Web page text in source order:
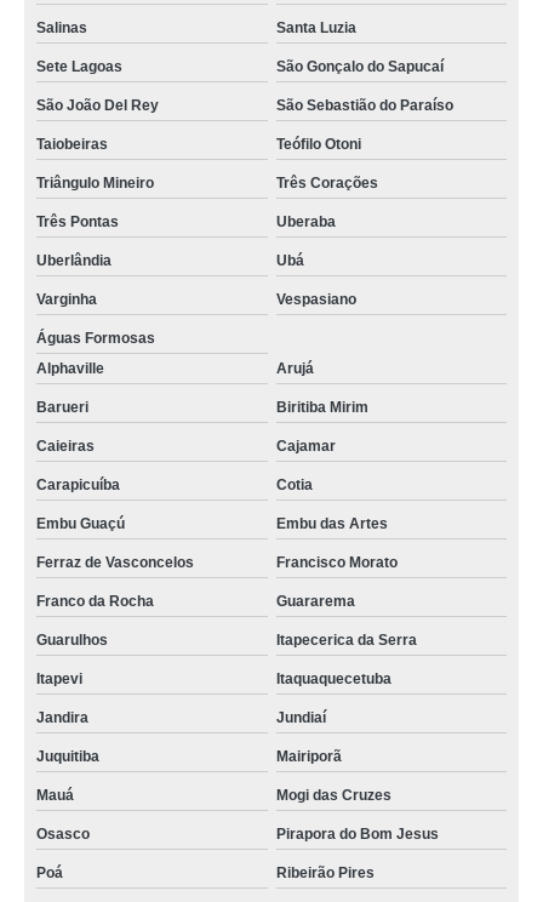
Salinas Santa Luzia
Sete Lagoas São Gonçalo do Sapucaí
São João Del Rey São Sebastião do Paraíso
Taiobeiras Teófilo Otoni
Triângulo Mineiro Três Corações
Três Pontas Uberaba
Uberlândia Ubá
Varginha Vespasiano
Águas Formosas
Alphaville
Arujá
Barueri Biritiba Mirim
Caieiras Cajamar
Carapicuíba Cotia
Embu Guaçú Embu das Artes
Ferraz de Vasconcelos Francisco Morato
Franco da Rocha Guararema
Guarulhos Itapecerica da Serra
Itapevi Itaquaquecetuba
Jandira Jundiaí
Juquitiba Mairiporã
Mauá Mogi das Cruzes
Osasco Pirapora do Bom Jesus
Poá Ribeirão Pires